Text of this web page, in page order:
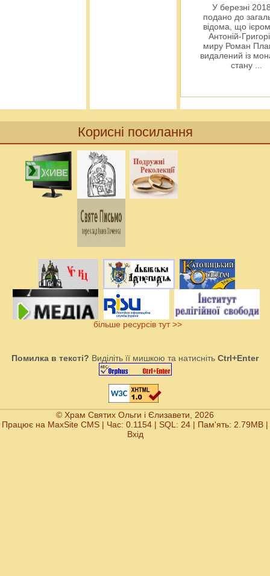
У березні
подано до
відома, що
Антоній-
миру Роман
видалений із
стану ...
Корисні посилання
більше ресурсів тут >>
Помилка в тексті? Виділіть її мишкою та натисніть Ctrl+Enter
© Храм Святих Ольги і Єлизавети, 2026
Працює на MaxSite CMS | Час: 0.1154 | SQL: 24 | Пам'ять: 2.79MB |
Вхід